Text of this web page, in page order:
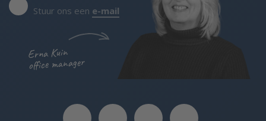
Erna Kuin
office manager
Stuur ons een e-mail